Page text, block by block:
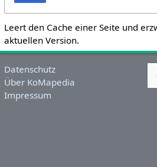
Leert den Cache einer Seite und
aktuellen Version.
Datenschutz
Über KoMapedia
Impressum